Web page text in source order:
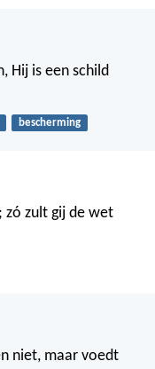
Hij is een schild
bescherming
zó zult gij de wet
niet, maar voedt